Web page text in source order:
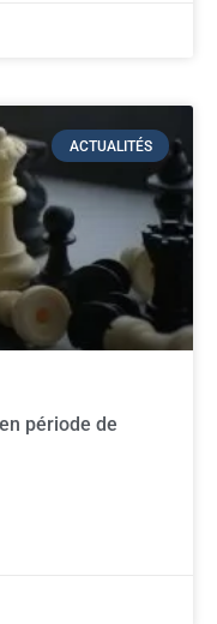
ACTUALITÉS
période de